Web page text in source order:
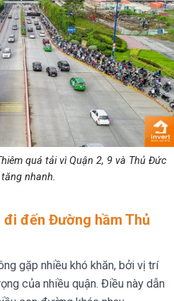
quá tải vì Quận 2, 9 và Thủ Đức
nhanh.
đến Đường hầm Thủ
gặp nhiều khó khăn, bởi vị trí
của nhiều quận. Điều này dẫn